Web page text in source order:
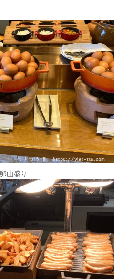
卵山盛り